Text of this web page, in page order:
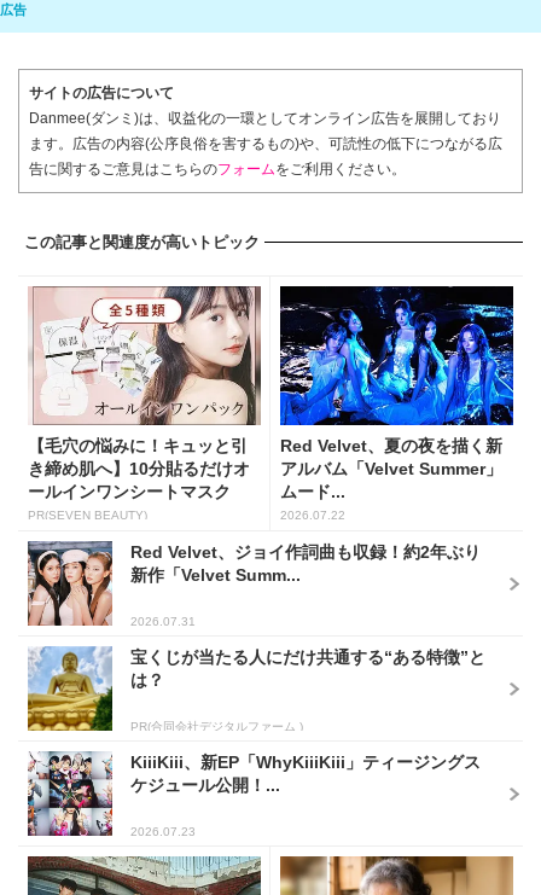
サイトの広告について
Danmee(ダンミ)は、収益化の一環としてオンライン広告を展開しており
ます。広告の内容(公序良俗を害するもの)や、可読性の低下につながる広
告に関するご意見はこちらのフォームをご利用ください。
この記事と関連度が高いトピック
【毛穴の悩みに！キュッと引
き締め肌へ】10分貼るだけオ
ールインワンシートマスク
PR(SEVEN BEAUTY)
Red Velvet、夏の夜を描く新
アルバム「Velvet Summer」
ムード...
2026.07.22
Red Velvet、ジョイ作詞曲も収録！約2年ぶり
新作「Velvet Summ...
2026.07.31
宝くじが当たる人にだけ共通する“ある特徴”と
は？
PR(合同会社デジタルファーム )
KiiiKiii、新EP「WhyKiiiKiii」ティージングス
ケジュール公開！...
2026.07.23